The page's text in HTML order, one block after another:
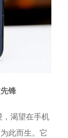
锋
，渴望在手机
此而生。它